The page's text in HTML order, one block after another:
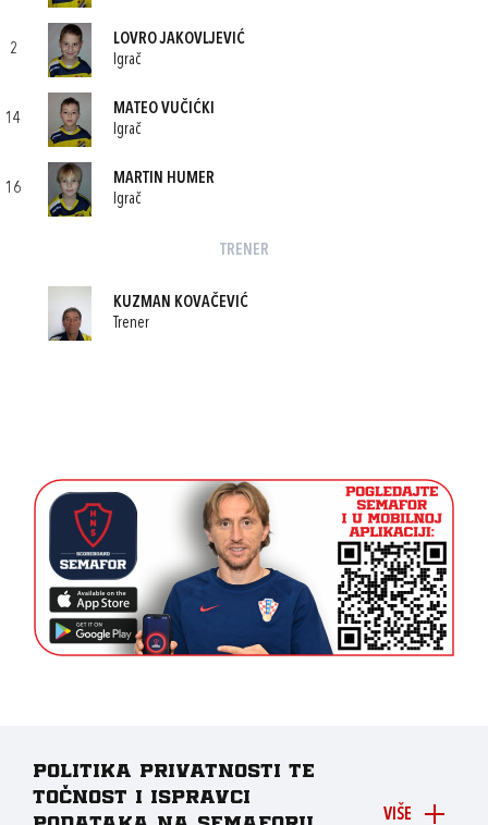
2
LOVRO JAKOVLJEVIĆ
Igrač
14
MATEO VUČIĆKI
Igrač
16
MARTIN HUMER
Igrač
TRENER
KUZMAN KOVAČEVIĆ
Trener
VIŠE
Politika privatnosti te
točnost i ispravci